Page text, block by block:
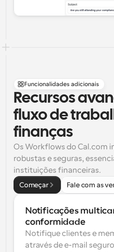
Funcionalidades adicionais
Recursos
fluxo de
finanças
Os Workflows do Cal.com
robustas e seguras,
instituições financeiras.
Começar Fale com as
Notificações
conformidade
Notifique clientes e
através de e-mail